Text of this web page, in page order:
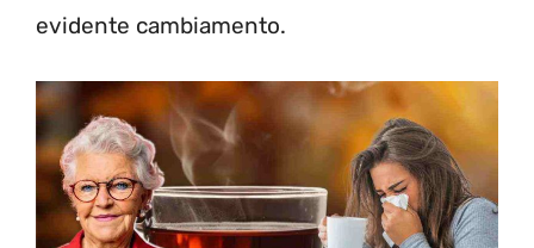
evidente cambiamento.